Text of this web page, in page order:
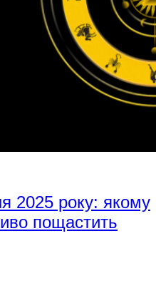
2025 року: якому
пощастить